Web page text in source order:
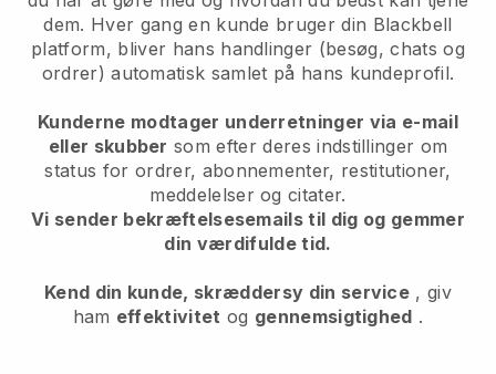
dem. Hver gang en kunde bruger din Blackbell
platform, bliver hans handlinger (besøg, chats og
ordrer) automatisk samlet på hans kundeprofil.
Kunderne modtager underretninger via e-mail
eller skubber som efter deres indstillinger om
status for ordrer, abonnementer, restitutioner,
meddelelser og citater.
Vi sender bekræftelsesemails til dig og gemmer
din værdifulde tid.
Kend din kunde, skræddersy din service , giv
ham effektivitet og gennemsigtighed .